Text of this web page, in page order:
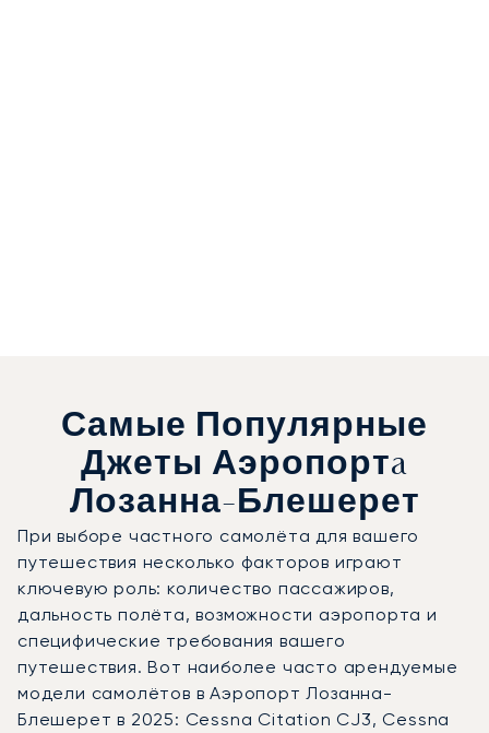
Самые Популярные
Джеты Аэропортa
Лозанна-Блешерет
При выборе частного самолёта для вашего
путешествия несколько факторов играют
ключевую роль: количество пассажиров,
дальность полёта, возможности аэропорта и
специфические требования вашего
путешествия. Вот наиболее часто арендуемые
модели самолётов в Аэропорт Лозанна-
Блешерет в 2025: Cessna Citation CJ3, Cessna